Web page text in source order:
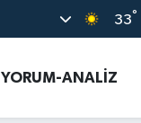
33°
YORUM-ANALİZ